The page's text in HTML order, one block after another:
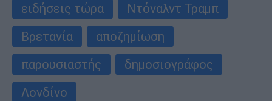
ειδήσεις τώρα
Ντόναλντ Τραμπ
Βρετανία
αποζημίωση
παρουσιαστής
δημοσιογράφος
Λονδίνο